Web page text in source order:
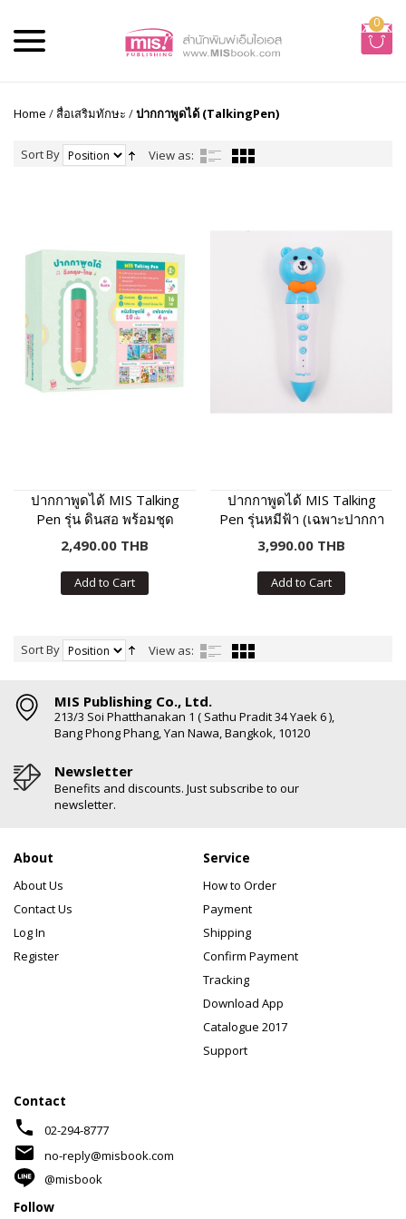
0
Home /สื่อเสริมทักษะ /ปากกาพูดได้ (TalkingPen)
Sort By View as:
ปากกาพูดได้ MIS Talking
Pen รุ่น ดินสอ พร้อมชุด
หนังสือเสริมภาษา พัฒนา IQ
2,490.00 THB
Add to Cart
ปากกาพูดได้ MIS Talking
Pen รุ่นหมีฟ้า (เฉพาะปากกา
พูดได้ ไม่มีหนังสือในชุด)
3,990.00 THB
Add to Cart
Sort By View as:
MIS Publishing Co., Ltd.
213/3 Soi Phatthanakan 1 ( Sathu Pradit 34 Yaek 6 ),
Bang Phong Phang, Yan Nawa, Bangkok, 10120
Newsletter
Benefits and discounts. Just subscribe to our
newsletter.
About
About Us
Contact Us
Log In
Register
Service
How to Order
Payment
Shipping
Confirm Payment
Tracking
Download App
Catalogue 2017
Support
Contact
phone 02-294-8777
mail
no-reply@misbook.com
@misbook
Follow